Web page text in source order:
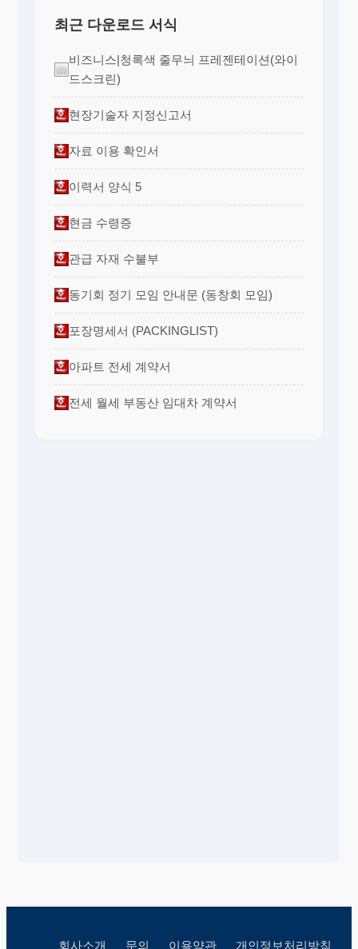
최근 다운로드 서식
비즈니스|청록색 줄무늬 프레젠테이션(와이
드스크린)
현장기술자 지정신고서
자료 이용 확인서
이력서 양식 5
현금 수령증
관급 자재 수불부
동기회 정기 모임 안내문 (동창회 모임)
포장명세서 (PACKINGLIST)
아파트 전세 계약서
전세 월세 부동산 임대차 계약서
회사소개 문의 이용약관 개인정보처리방침